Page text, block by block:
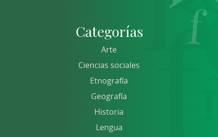
Categorías
Arte
Ciencias sociales
Etnografía
Geografía
Historia
Lengua